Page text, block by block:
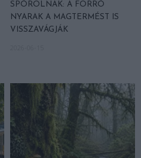
SPÓROLNAK: A FORRÓ
NYARAK A MAGTERMÉST IS
VISSZAVÁGJÁK